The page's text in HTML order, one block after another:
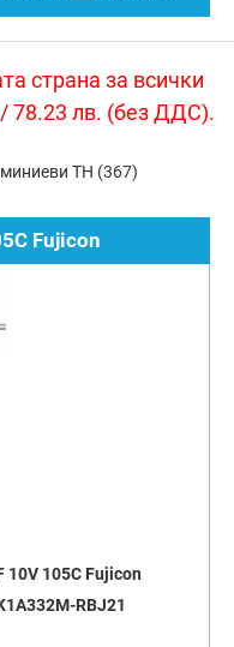
страна за всички
78.23 лв. (без ДДС).
TH (367)
Fujicon
10V 105C Fujicon
RBJ21